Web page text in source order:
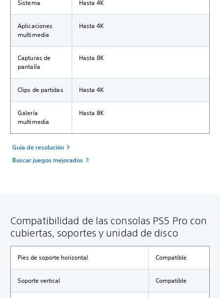
Sistema Hasta 4K
Aplicaciones
multimedia
Hasta 4K
Capturas de
pantalla
Hasta 8K
Clips de partidas Hasta 4K
Galería
multimedia
Hasta 8K
Guía de resolución
Buscar juegos mejorados
Compatibilidad de las consolas PS5 Pro con
cubiertas, soportes y unidad de disco
Pies de soporte horizontal Compatible
Soporte vertical Compatible